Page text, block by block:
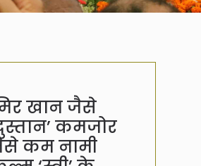
खान जैसे
कमजोर
कम नामी